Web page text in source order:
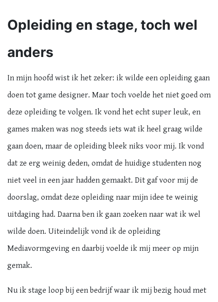
Opleiding en stage, toch wel
anders
In mijn hoofd wist ik het zeker: ik wilde een opleiding gaan
doen tot game designer. Maar toch voelde het niet goed om
deze opleiding te volgen. Ik vond het echt super leuk, en
games maken was nog steeds iets wat ik heel graag wilde
gaan doen, maar de opleiding bleek niks voor mij. Ik vond
dat ze erg weinig deden, omdat de huidige studenten nog
niet veel in een jaar hadden gemaakt. Dit gaf voor mij de
doorslag, omdat deze opleiding naar mijn idee te weinig
uitdaging had. Daarna ben ik gaan zoeken naar wat ik wel
wilde doen. Uiteindelijk vond ik de opleiding
Mediavormgeving en daarbij voelde ik mij meer op mijn
gemak.
Nu ik stage loop bij een bedrijf waar ik mij bezig houd met